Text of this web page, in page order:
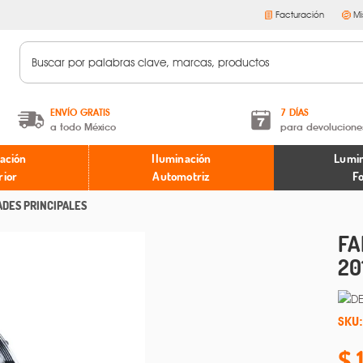
Facturación
ENVÍO GRATIS
a todo México
A partir de $599 MXN.
* Aplican restricciones
7 DÍAS
para
Términos y condiciones
Políticas de devoluciones
Iluminación
Automotriz
PRINCIPALES
SKU: